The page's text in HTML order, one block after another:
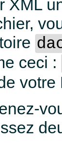
XML
ceci :
votre